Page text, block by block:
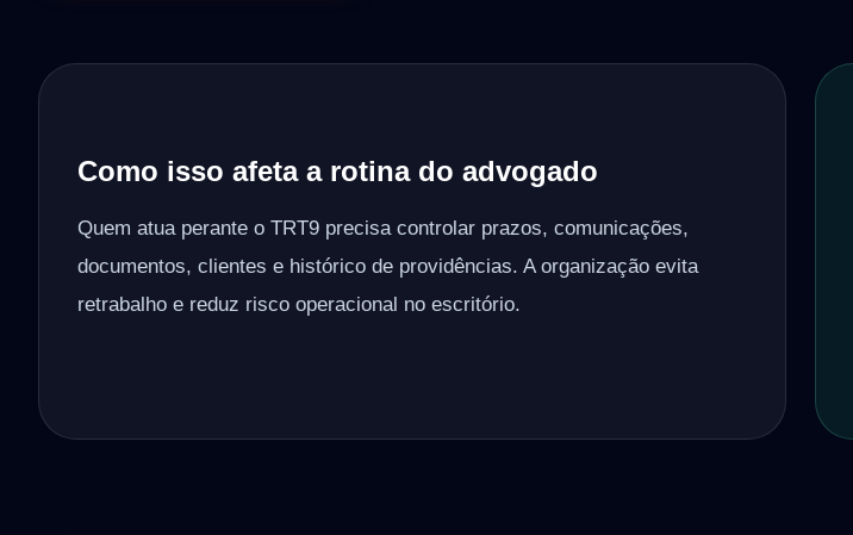
Como isso afeta a rotina do advogado
Quem atua perante o TRT9 precisa controlar prazos, comunicações,
documentos, clientes e histórico de providências. A organização evita
retrabalho e reduz risco operacional no escritório.